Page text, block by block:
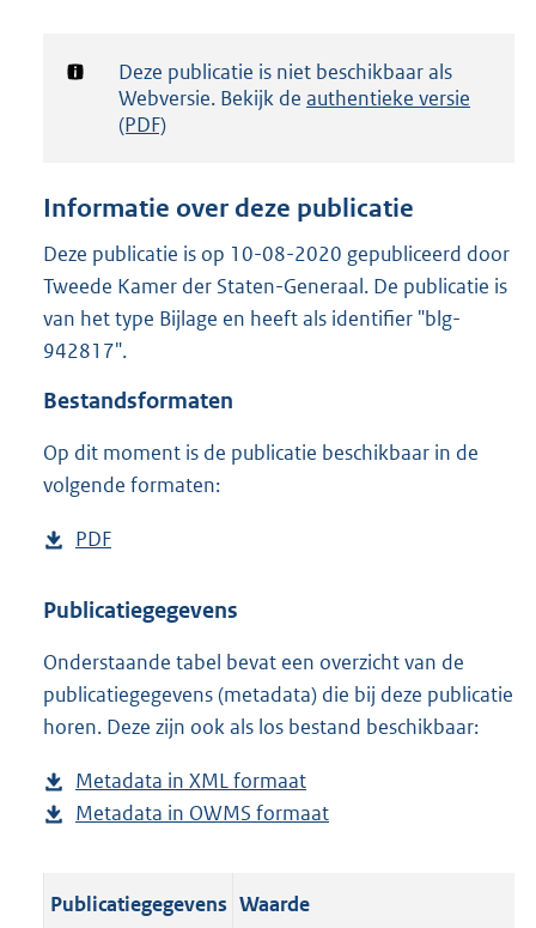
d
g
t
e
:
4
Notificatie:
Deze publicatie is niet beschikbaar als
Webversie. Bekijk de authentieke versie
(PDF)
Informatie over deze publicatie
Deze publicatie is op 10-08-2020 gepubliceerd door
Tweede Kamer der Staten-Generaal. De publicatie is
van het type Bijlage en heeft als identifier "blg-
942817".
Bestandsformaten
Op dit moment is de publicatie beschikbaar in de
volgende formaten:
D
w
l
o
a
p
u
l
PDF
s
a
n
d
g
r
o
Publicatiegegevens
Onderstaande tabel bevat een overzicht van de
publicatiegegevens (metadata) die bij deze publicatie
horen. Deze zijn ook als los bestand beschikbaar:
Metadata in XML formaat
e
a
Metadata in OWMS formaat
Publicatiegegevens Waarde